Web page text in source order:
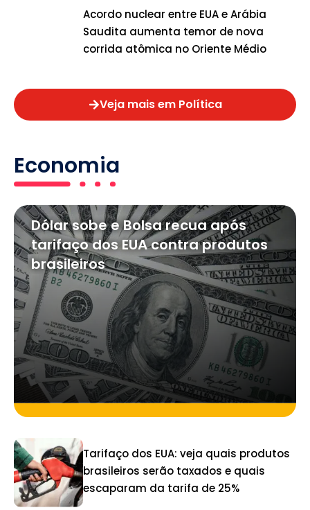
Acordo nuclear entre EUA e Arábia
Saudita aumenta temor de nova
corrida atômica no Oriente Médio
Veja mais em Política
Economia
Dólar sobe e Bolsa recua após
tarifaço dos EUA contra produtos
brasileiros
Tarifaço dos EUA: veja quais produtos
brasileiros serão taxados e quais
escaparam da tarifa de 25%